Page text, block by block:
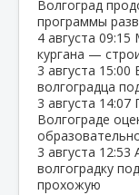
Волгоград
программы
4 августа 09:15
кургана —
3 августа 15:00
волгоградца
3 августа 14:07
Волгограде
3 августа 12:53
волгоградку
прохожую